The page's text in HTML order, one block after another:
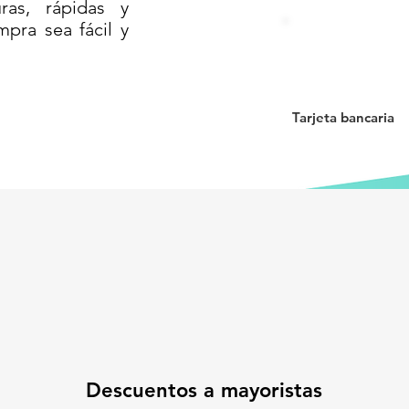
continuidad operativa incluso en
El plato de acero inoxidable
también facilita la limpieza, ideal
CAJA REGISTRADORA// BASCULA
rápidas y
sea fácil y
Tarjeta bancaria
Descuentos a mayoristas